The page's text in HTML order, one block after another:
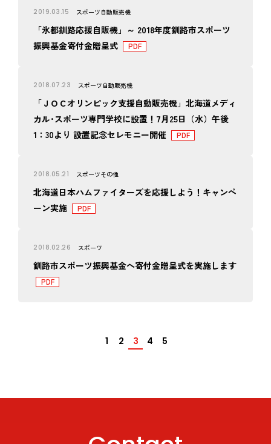
2019.03.15 スポーツ 自動販売機
「氷都釧路応援自販機」～ 2018年度釧路市スポーツ
振興基金寄付金贈呈式
2018.07.23 スポーツ 自動販売機
「ＪＯＣオリンピック支援自動販売機」北海道メディ
カル･スポーツ専門学校に設置！7月25日（水）午後
1：30より 設置記念セレモニー開催
2018.05.21 スポーツその他
北海道日本ハムファイターズを応援しよう！キャンペ
ーン実施
2018.02.26 スポーツ
釧路市スポーツ振興基金へ寄付金贈呈式を実施します
1 2 3 4 5